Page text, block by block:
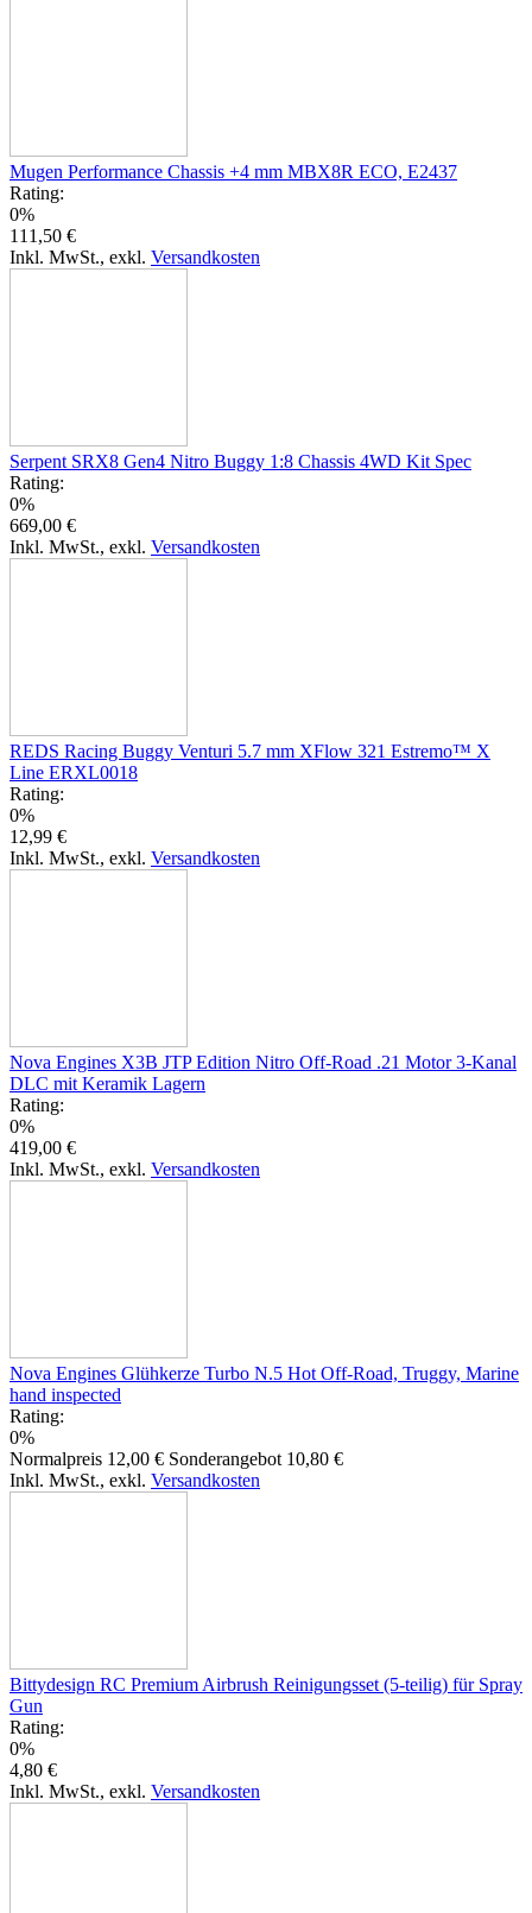
Mugen Performance Chassis +4 mm MBX8R ECO, E2437
Rating:
0%
111,50 €
Inkl. MwSt., exkl. Versandkosten
Serpent SRX8 Gen4 Nitro Buggy 1:8 Chassis 4WD Kit Spec
Rating:
0%
669,00 €
Inkl. MwSt., exkl. Versandkosten
REDS Racing Buggy Venturi 5.7 mm XFlow 321 Estremo™ X
Line ERXL0018
Rating:
0%
12,99 €
Inkl. MwSt., exkl. Versandkosten
Nova Engines X3B JTP Edition Nitro Off-Road .21 Motor 3-Kanal
DLC mit Keramik Lagern
Rating:
0%
419,00 €
Inkl. MwSt., exkl. Versandkosten
Nova Engines Glühkerze Turbo N.5 Hot Off-Road, Truggy, Marine
hand inspected
Rating:
0%
Normalpreis 12,00 € Sonderangebot 10,80 €
Inkl. MwSt., exkl. Versandkosten
Bittydesign RC Premium Airbrush Reinigungsset (5-teilig) für Spray
Gun
Rating:
0%
4,80 €
Inkl. MwSt., exkl. Versandkosten